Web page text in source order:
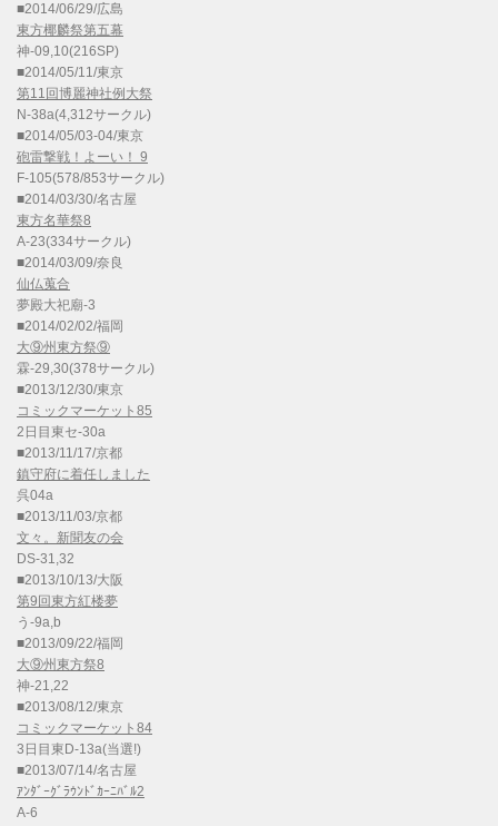
■2014/06/29/広島
東方椰麟祭第五幕
神-09,10(216SP)
■2014/05/11/東京
第11回博麗神社例大祭
N-38a(4,312サークル)
■2014/05/03-04/東京
砲雷撃戦！よーい！ 9
F-105(578/853サークル)
■2014/03/30/名古屋
東方名華祭8
A-23(334サークル)
■2014/03/09/奈良
仙仏蒐合
夢殿大祀廟-3
■2014/02/02/福岡
大⑨州東方祭⑨
霖-29,30(378サークル)
■2013/12/30/東京
コミックマーケット85
2日目東セ-30a
■2013/11/17/京都
鎮守府に着任しました
呉04a
■2013/11/03/京都
文々。新聞友の会
DS-31,32
■2013/10/13/大阪
第9回東方紅楼夢
う-9a,b
■2013/09/22/福岡
大⑨州東方祭8
神-21,22
■2013/08/12/東京
コミックマーケット84
3日目東D-13a(当選!)
■2013/07/14/名古屋
ｱﾝﾀﾞｰｸﾞﾗｳﾝﾄﾞｶｰﾆﾊﾞﾙ2
A-6